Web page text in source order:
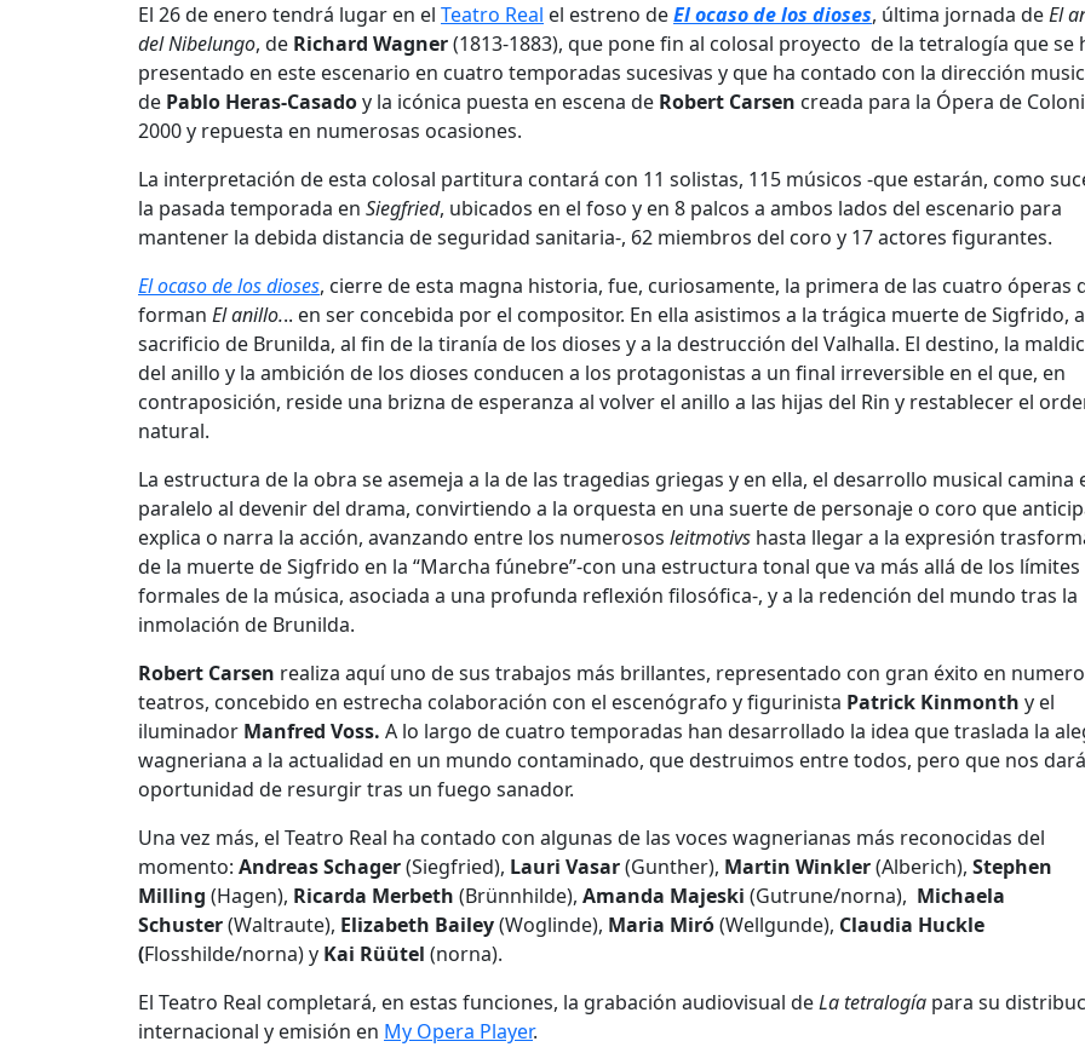
El 26 de enero tendrá lugar en el Teatro Real el estreno deEl ocaso de los dioses, última jornada deEl
del Nibelungo, de Richard Wagner(1813-1883), que pone fin al colosal proyecto de la tetralogía que se
presentado en este escenario en cuatro temporadas sucesivas y que ha contado con la dirección
de Pablo Heras-Casadoy la icónica puesta en escena de Robert Carsen creada para la Ópera de
2000 y repuesta en numerosas ocasiones.
La interpretación de esta colosal partitura contará con 11 solistas, 115 músicos -que estarán, como
la pasada temporada en Siegfried, ubicados en el foso y en 8 palcos a ambos lados del escenario para
mantener la debida distancia de seguridad sanitaria-, 62 miembros del coro y 17 actores figurantes.
El ocaso de los dioses, cierre de esta magna historia, fue, curiosamente, la primera de las cuatro óperas
forman El anillo... en ser concebida por el compositor. En ella asistimos a la trágica muerte de Sigfrido,
sacrificio de Brunilda, al fin de la tiranía de los dioses y a la destrucción del Valhalla. El destino, la
del anillo y la ambición de los dioses conducen a los protagonistas a un final irreversible en el que, en
contraposición, reside una brizna de esperanza al volver el anillo a las hijas del Rin y restablecer el
natural.
La estructura de la obra se asemeja a la de las tragedias griegas y en ella, el desarrollo musical camina
paralelo al devenir del drama, convirtiendo a la orquesta en una suerte de personaje o coro que
explica o narra la acción, avanzando entre los numerosos leitmotivs hasta llegar a la expresión
de la muerte de Sigfrido en la “Marcha fúnebre”-con una estructura tonal que va más allá de los límites
formales de la música, asociada a una profunda reflexión filosófica-, y a la redención del mundo tras la
inmolación de Brunilda.
Robert Carsen realiza aquí uno de sus trabajos más brillantes, representado con gran éxito en
teatros, concebido en estrecha colaboración con el escenógrafo y figurinista Patrick Kinmonth y el
iluminador Manfred Voss. A lo largo de cuatro temporadas han desarrollado la idea que traslada la
wagneriana a la actualidad en un mundo contaminado, que destruimos entre todos, pero que nos
oportunidad de resurgir tras un fuego sanador.
Una vez más, el Teatro Real ha contado con algunas de las voces wagnerianas más reconocidas del
momento: Andreas Schager(Siegfried), Lauri Vasar(Gunther), Martin Winkler(Alberich), Stephen
Milling (Hagen), Ricarda Merbeth (Brünnhilde), Amanda Majeski (Gutrune/norna), Michaela
Schuster(Waltraute), Elizabeth Bailey(Woglinde), Maria Miró(Wellgunde), Claudia Huckle
(Flosshilde/norna) y Kai Rüütel (norna).
El Teatro Real completará, en estas funciones, la grabación audiovisual deLa tetralogía para su
internacional y emisión en My Opera Player.